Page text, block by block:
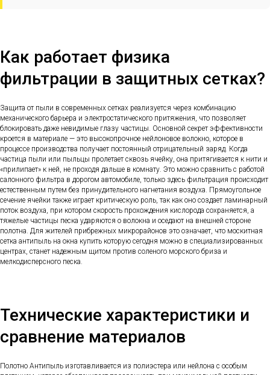
Как работает физика
фильтрации в защитных сетках?
Защита от пыли в современных сетках реализуется через комбинацию
механического барьера и электростатического притяжения, что позволяет
блокировать даже невидимые глазу частицы. Основной секрет эффективности
кроется в материале — это высокопрочное нейлоновое волокно, которое в
процессе производства получает постоянный отрицательный заряд. Когда
частица пыли или пыльцы пролетает сквозь ячейку, она притягивается к нити и
«прилипает» к ней, не проходя дальше в комнату. Это можно сравнить с работой
салонного фильтра в дорогом автомобиле, только здесь фильтрация происходит
естественным путем без принудительного нагнетания воздуха. Прямоугольное
сечение ячейки также играет критическую роль, так как оно создает ламинарный
поток воздуха, при котором скорость прохождения кислорода сохраняется, а
тяжелые частицы песка ударяются о волокна и оседают на внешней стороне
полотна. Для жителей прибрежных микрорайонов это означает, что москитная
сетка антипыль на окна купить которую сегодня можно в специализированных
центрах, станет надежным щитом против соленого морского бриза и
мелкодисперсного песка.
Технические характеристики и
сравнение материалов
Полотно Антипыль изготавливается из полиэстера или нейлона с особым